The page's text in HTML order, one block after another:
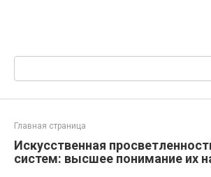
Поиск:
Главная страница
Искусственная
систем: высшее понимание их